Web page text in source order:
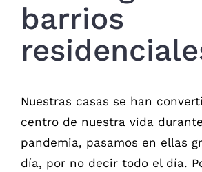
barrios
Nuestras casas se han
centro de nuestra vida
pandemia, pasamos en ellas
día, por no decir todo el día.